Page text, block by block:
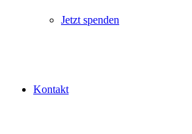
Jetzt spenden
Kontakt